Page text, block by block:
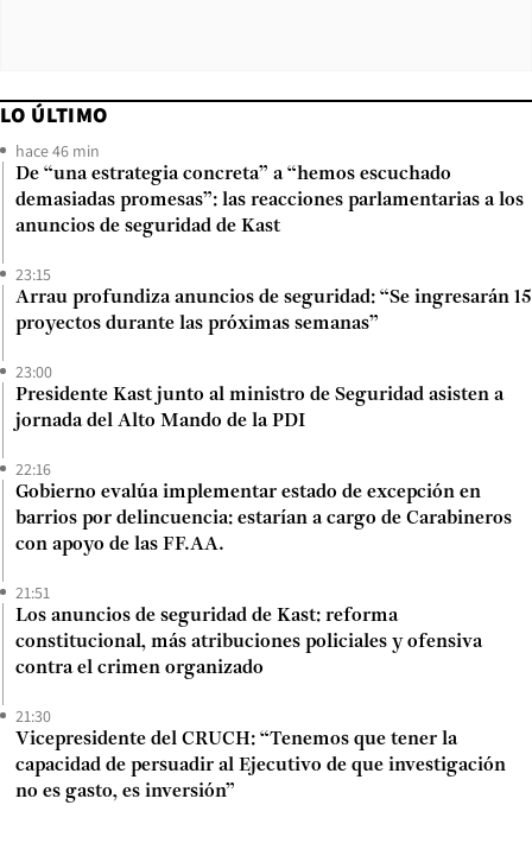
LO ÚLTIMO
hace 46 min
De “una estrategia concreta” a “hemos escuchado
demasiadas promesas”: las reacciones parlamentarias a los
anuncios de seguridad de Kast
23:15
Arrau profundiza anuncios de seguridad: “Se ingresarán 15
proyectos durante las próximas semanas”
23:00
Presidente Kast junto al ministro de Seguridad asisten a
jornada del Alto Mando de la PDI
22:16
Gobierno evalúa implementar estado de excepción en
barrios por delincuencia: estarían a cargo de Carabineros
con apoyo de las FF.AA.
21:51
Los anuncios de seguridad de Kast: reforma
constitucional, más atribuciones policiales y ofensiva
contra el crimen organizado
21:30
Vicepresidente del CRUCH: “Tenemos que tener la
capacidad de persuadir al Ejecutivo de que investigación
no es gasto, es inversión”